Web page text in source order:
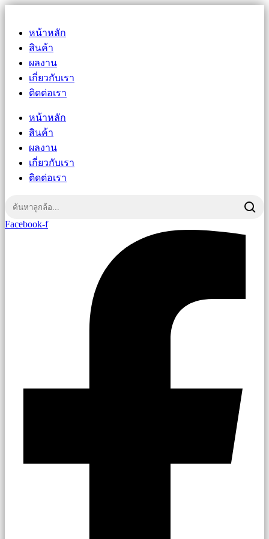
หน้าหลัก
สินค้า
ผลงาน
เกี่ยวกับเรา
ติดต่อเรา
หน้าหลัก
สินค้า
ผลงาน
เกี่ยวกับเรา
ติดต่อเรา
Facebook-f